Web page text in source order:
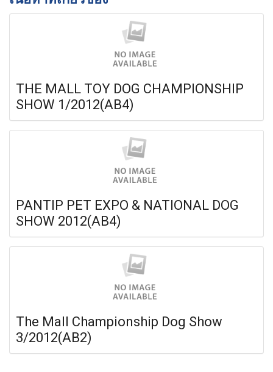
THE MALL TOY DOG CHAMPIONSHIP
SHOW 1/2012(AB4)
PANTIP PET EXPO & NATIONAL DOG
SHOW 2012(AB4)
The Mall Championship Dog Show
3/2012(AB2)